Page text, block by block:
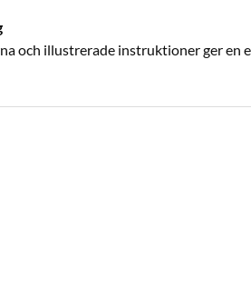
och illustrerade instruktioner ger en